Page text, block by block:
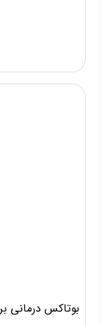
بوتاکس درمانی